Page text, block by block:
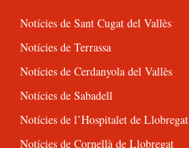
Notícies de Sant Cugat del Vallès
Notícies de Terrassa
Notícies de Cerdanyola del Vallès
Notícies de Sabadell
Notícies de l’Hospitalet de Llobregat
Notícies de Cornellà de Llobregat